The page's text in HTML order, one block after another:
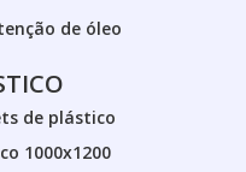
de óleo
de plástico
1000x1200